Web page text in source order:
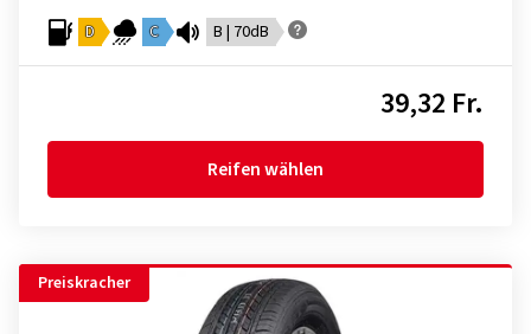
D C B | 70dB
39,32 Fr.
Reifen wählen
Preiskracher